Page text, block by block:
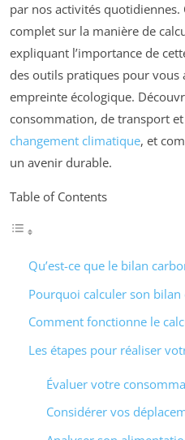
par nos activités
complet sur la manière de
expliquant l’importance de
des outils pratiques pour vous
empreinte écologique.
consommation, de transport
changement climatique, et
un avenir durable.
Table of Contents
Qu’est-ce que le bilan
Pourquoi calculer son bilan
Comment fonctionne le
Les étapes pour réaliser
Évaluer votre
Considérer vos